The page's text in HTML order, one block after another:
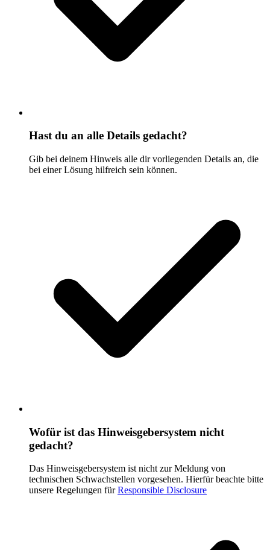
Hast du an alle Details gedacht?
Gib bei deinem Hinweis alle dir vorliegenden Details an, die
bei einer Lösung hilfreich sein können.
Wofür ist das Hinweisgebersystem nicht
gedacht?
Das Hinweisgebersystem ist nicht zur Meldung von
technischen Schwachstellen vorgesehen. Hierfür beachte bitte
unsere Regelungen fürResponsible Disclosure